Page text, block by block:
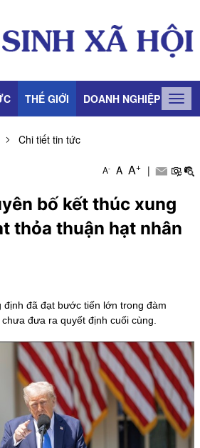
THẾ GIỚI DOANH NGHIỆP LAO
Chi tiết tin tức
A- A A+ |
bố kết thúc xung
thỏa thuận hạt nhân
định đã đạt bước tiến lớn trong đàm
đưa ra quyết định cuối cùng.